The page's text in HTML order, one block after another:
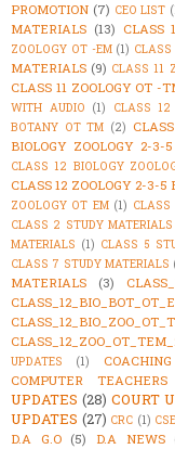
PROMOTION (7) CEO LIST
MATERIALS (13) CLASS
ZOOLOGY OT -EM (1)
MATERIALS (9) CLASS 11
CLASS 11 ZOOLOGY OT -
WITH AUDIO (1) CLASS
BOTANY OT TM (2)
BIOLOGY ZOOLOGY 2-3-
CLASS 12 BIOLOGY
CLASS 12 ZOOLOGY 2-3-5
ZOOLOGY OT EM (1)
CLASS 2 STUDY MATERIALS
MATERIALS (1) CLASS 5
CLASS 7 STUDY MATERIALS
MATERIALS
(3)
UPDATES
(1)
COMPUTER TEACHERS
UPDATES (28) COURT
UPDATES (27) CRC (1) CSE
D.A G.O (5) D.A NEWS